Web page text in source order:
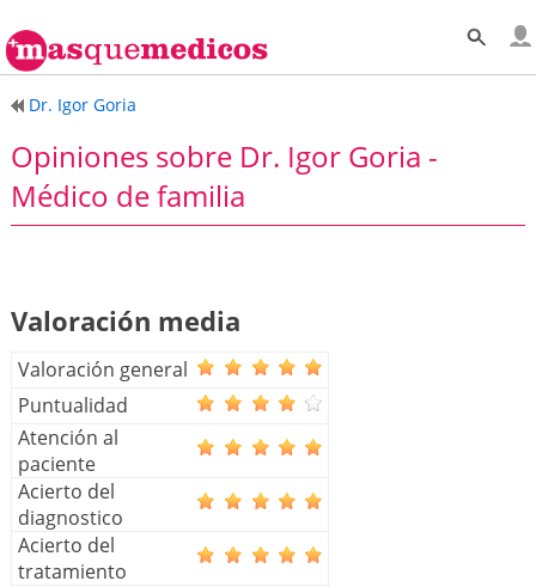
Dr. Igor Goria
Opiniones sobre Dr. Igor Goria -
Médico de familia
Valoración media
Valoración general
Puntualidad
Atención al
paciente
Acierto del
diagnostico
Acierto del
tratamiento